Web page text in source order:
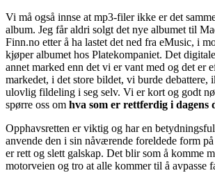
Vi må også innse at mp3-filer ikke er det
album. Jeg får aldri solgt det nye albumet til
Finn.no etter å ha lastet det ned fra eMusic, i
kjøper albumet hos Platekompaniet. Det
annet marked enn det vi er vant med og det er
markedet, i det store bildet, vi burde debattere,
ulovlig fildeling i seg selv. Vi er kort og godt
spørre oss om hva som er rettferdig i dagens
Opphavsretten er viktig og har en
anvende den i sin nåværende foreldede form
er rett og slett galskap. Det blir som å komme
motorveien og tro at alle kommer til å avpasse